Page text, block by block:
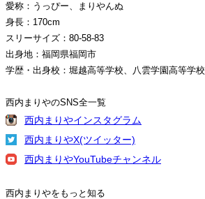
愛称：うっぴー、まりやんぬ
身長：170cm
スリーサイズ：80-58-83
出身地：福岡県福岡市
学歴・出身校：堀越高等学校、八雲学園高等学校
西内まりやのSNS全一覧
西内まりやインスタグラム
西内まりやX(ツイッター)
西内まりやYouTubeチャンネル
西内まりやをもっと知る